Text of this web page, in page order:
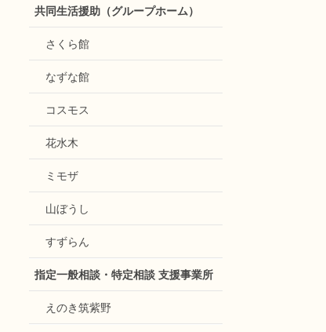
共同生活援助（グループホーム）
さくら館
なずな館
コスモス
花水木
ミモザ
山ぼうし
すずらん
指定一般相談・特定相談 支援事業所
えのき筑紫野